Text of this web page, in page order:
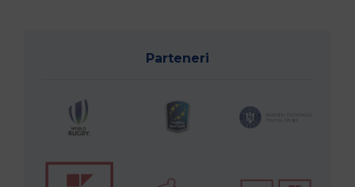
Parteneri